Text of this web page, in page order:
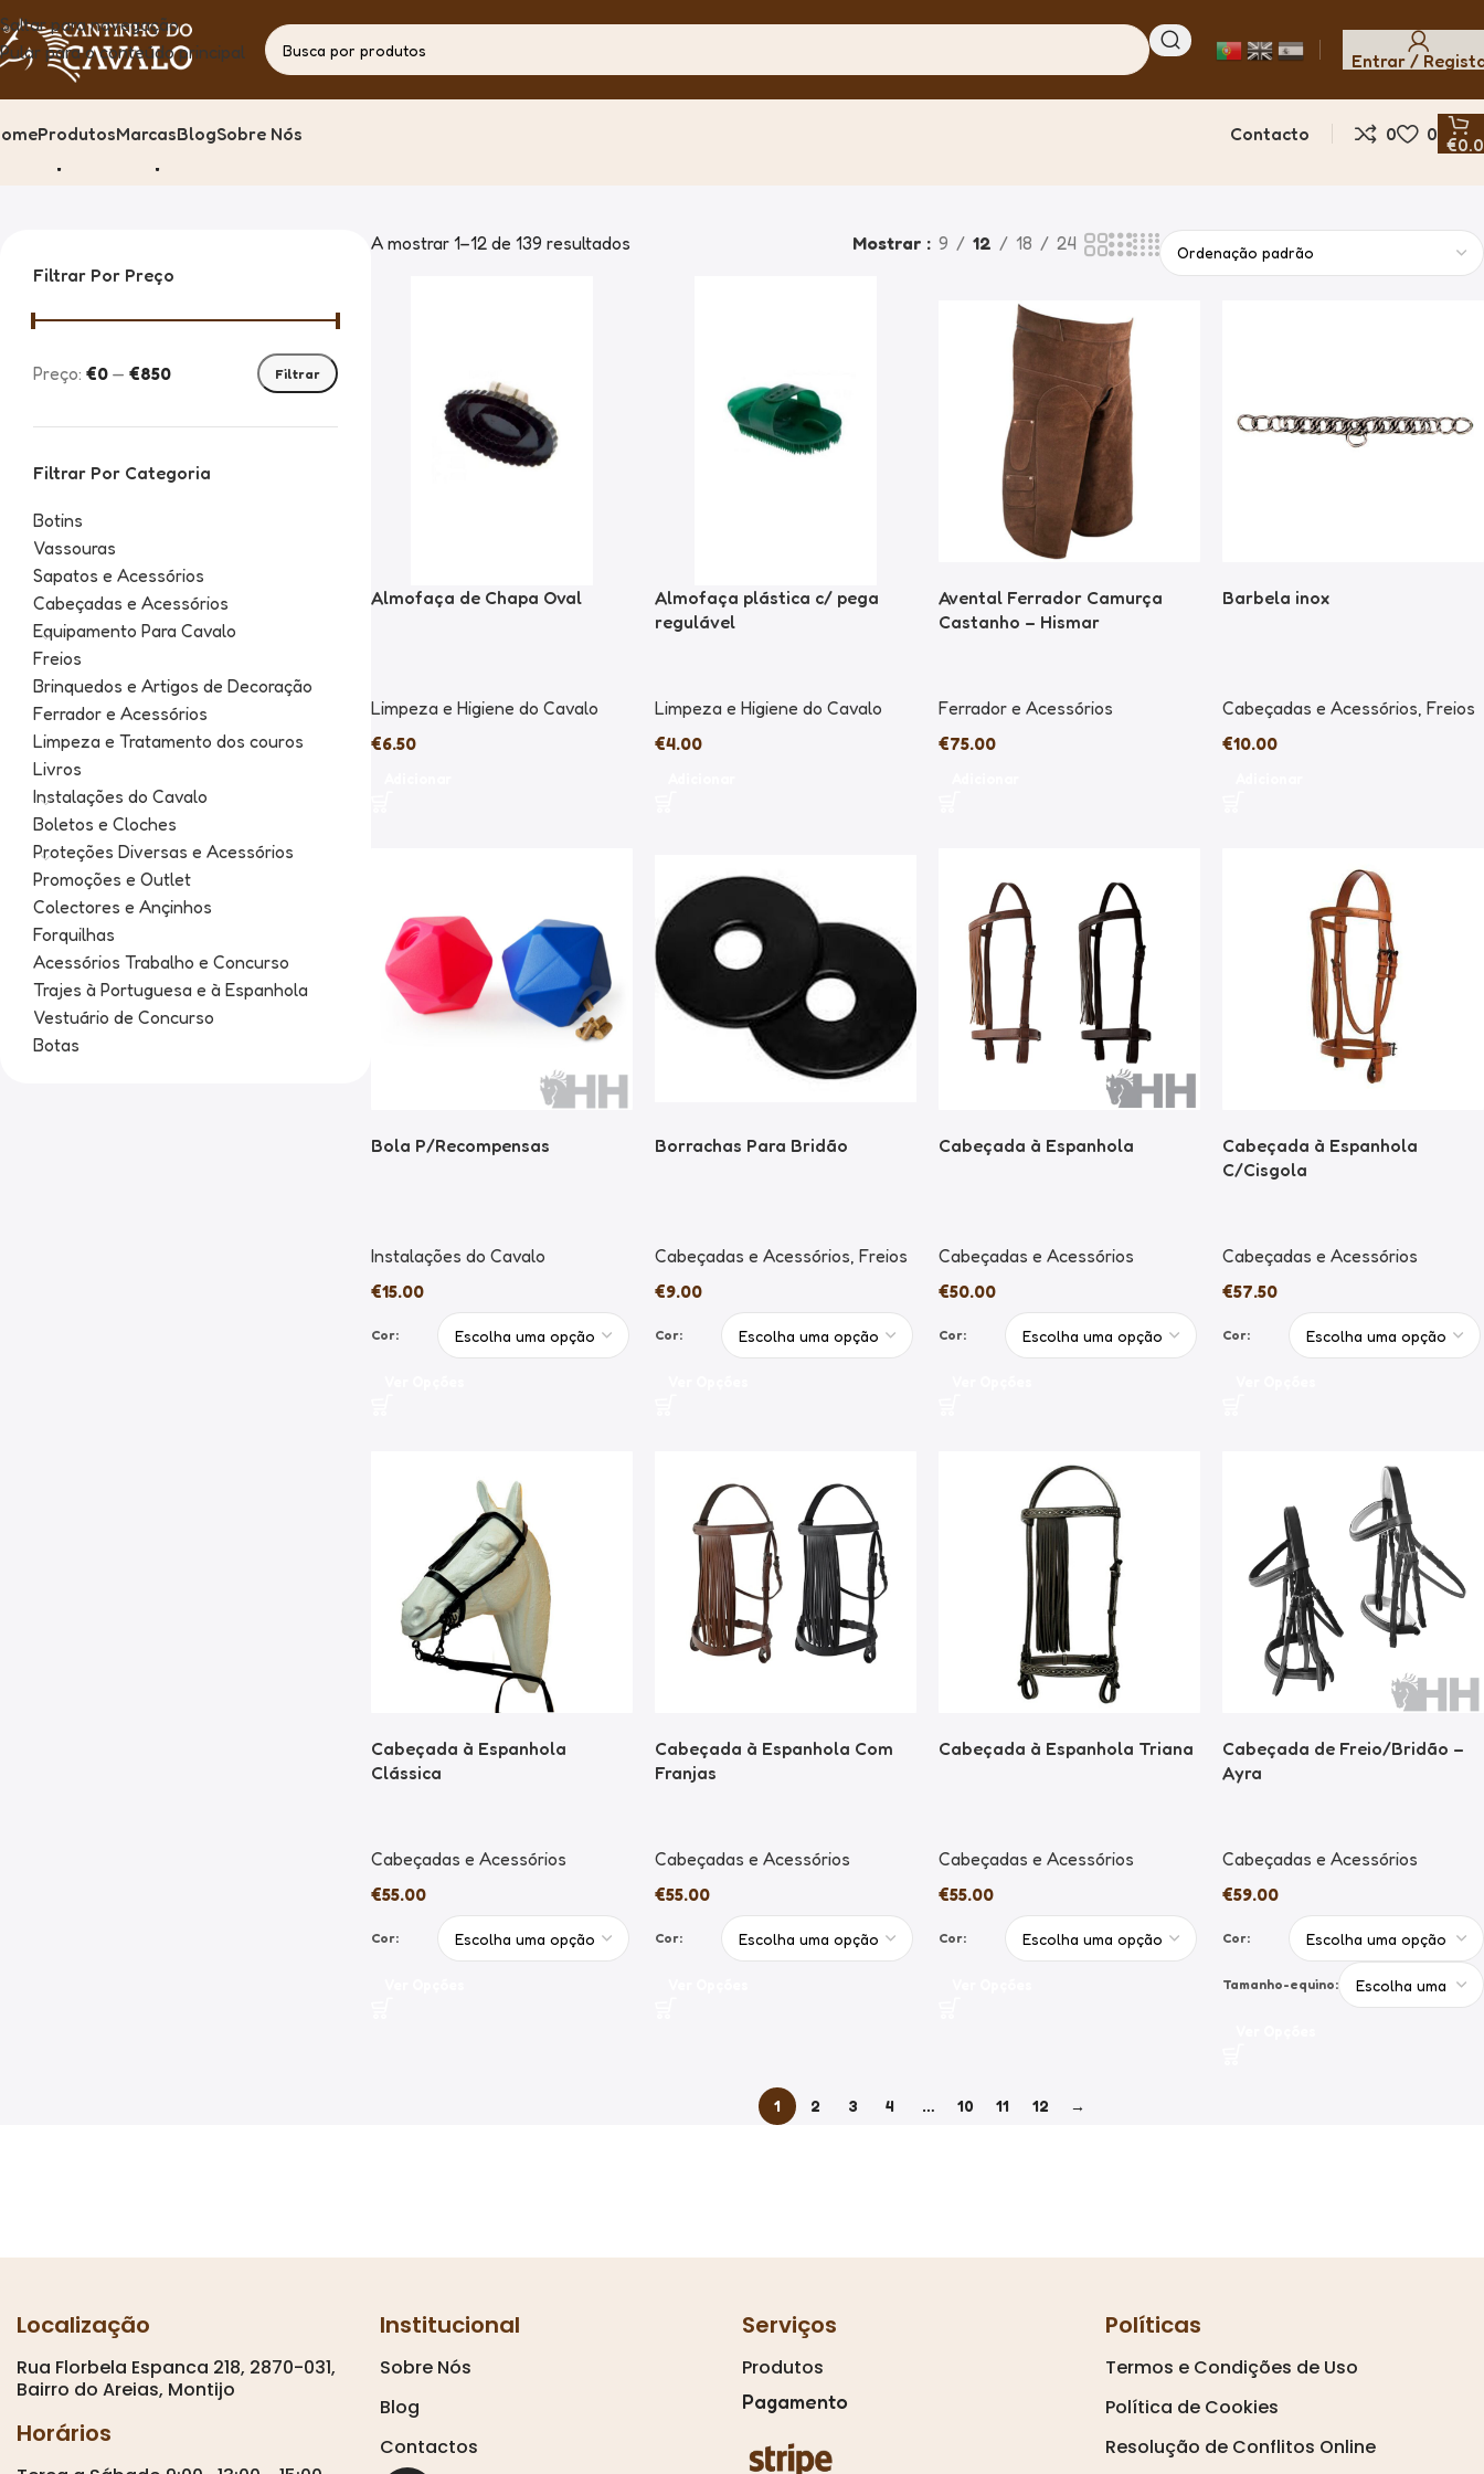
Saltar para navegação
Pular para o conteúdo principal
Entrar /
ProdutosMarcasBlogSobre Nós Contacto 0 0 €
Filtrar Por Preço
Filtrar
Preço: €0 — €850
Filtrar Por Categoria
Botins
Vassouras
Sapatos e Acessórios
Cabeçadas e Acessórios
Equipamento Para Cavalo
Freios
Brinquedos e Artigos de Decoração
Ferrador e Acessórios
Limpeza e Tratamento dos couros
Livros
Instalações do Cavalo
Boletos e Cloches
Proteções Diversas e Acessórios
Promoções e Outlet
Colectores e Ançinhos
Forquilhas
Acessórios Trabalho e Concurso
Trajes à Portuguesa e à Espanhola
Vestuário de Concurso
Botas
A mostrar 1–12 de 139 resultados Mostrar 9 12 18 24
Almofaça de Chapa Oval
Limpeza e Higiene do Cavalo
€6.50
Almofaça plástica c/ pega
regulável
Limpeza e Higiene do Cavalo
€4.00
Avental Ferrador Camurça
Castanho – Hismar
Ferrador e Acessórios
€75.00
Barbela inox
Cabeçadas e Acessórios, Freios
€10.00
Bola P/Recompensas
Instalações do Cavalo
€15.00
Cor:
Borrachas Para Bridão
Cabeçadas e Acessórios, Freios
€9.00
Cor:
Cabeçada à Espanhola
Cabeçadas e Acessórios
€50.00
Cor:
Cabeçada à Espanhola
C/Cisgola
Cabeçadas e Acessórios
€57.50
Cor:
Cabeçada à Espanhola
Clássica
Cabeçadas e Acessórios
€55.00
Cor:
Cabeçada à Espanhola Com
Franjas
Cabeçadas e Acessórios
€55.00
Cor:
Cabeçada à Espanhola Triana
Cabeçadas e Acessórios
€55.00
Cor:
Cabeçada de Freio/Bridão –
Ayra
Cabeçadas e Acessórios
€59.00
Cor:
Tamanho-equino:
1 2 3 4 … 10 11 12 →
Localização
Rua Florbela Espanca 218, 2870-031,
Bairro do Areias, Montijo
Horários
Institucional
Sobre Nós
Blog
Contactos
Serviços
Produtos
Pagamento
Políticas
Termos e Condições de Uso
Política de Cookies
Resolução de Conflitos Online